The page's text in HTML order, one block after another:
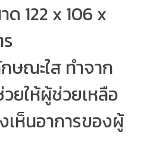
122 x 106 x
ษณะใส ทำจาก
ยให้ผู้ช่วยเหลือ
เห็นอาการของผู้